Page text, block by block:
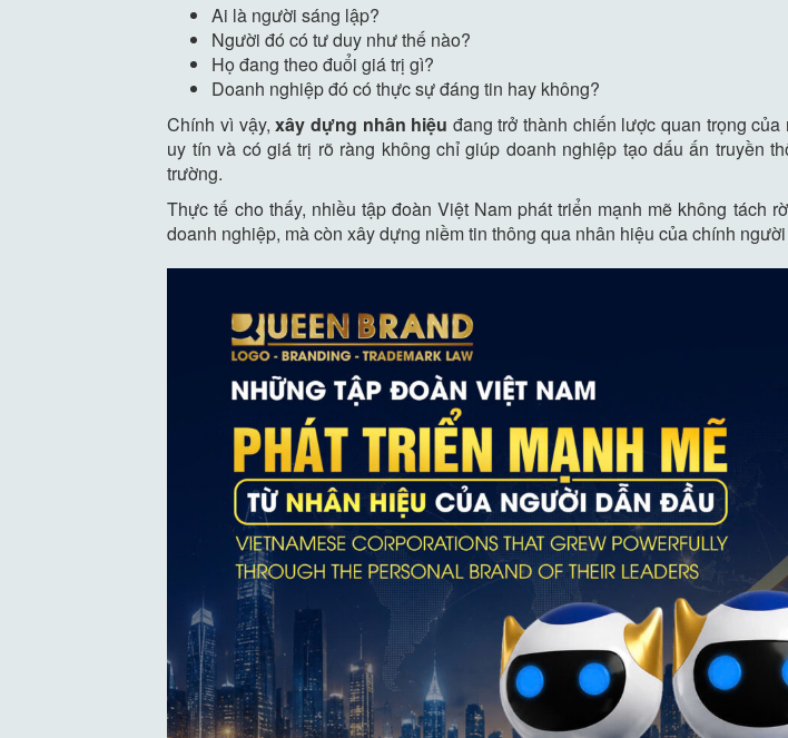
Ai là người sáng lập?
Người đó có tư duy như thế nào?
Họ đang theo đuổi giá trị gì?
Doanh nghiệp đó có thực sự đáng tin hay không?
Chính vì vậy,xây dựng nhân hiệu đang trở thành chiến lược quan trọng
uy tín và có giá trị rõ ràng không chỉ giúp doanh nghiệp tạo dấu ấn truyền
trường.
Thực tế cho thấy, nhiều tập đoàn Việt Nam phát triển mạnh mẽ không
doanh nghiệp, mà còn xây dựng niềm tin thông qua nhân hiệu của chính